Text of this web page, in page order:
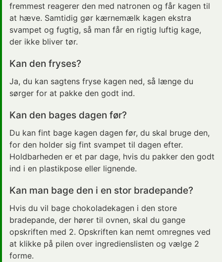
fremmest reagerer den med natronen og får kagen til
at hæve. Samtidig gør kærnemælk kagen ekstra
svampet og fugtig, så man får en rigtig luftig kage,
der ikke bliver tør.
Kan den fryses?
Ja, du kan sagtens fryse kagen ned, så længe du
sørger for at pakke den godt ind.
Kan den bages dagen før?
Du kan fint bage kagen dagen før, du skal bruge den,
for den holder sig fint svampet til dagen efter.
Holdbarheden er et par dage, hvis du pakker den godt
ind i en plastikpose eller lignende.
Kan man bage den i en stor bradepande?
Hvis du vil bage chokoladekagen i den store
bradepande, der hører til ovnen, skal du gange
opskriften med 2. Opskriften kan nemt omregnes ved
at klikke på pilen over ingredienslisten og vælge 2
forme.